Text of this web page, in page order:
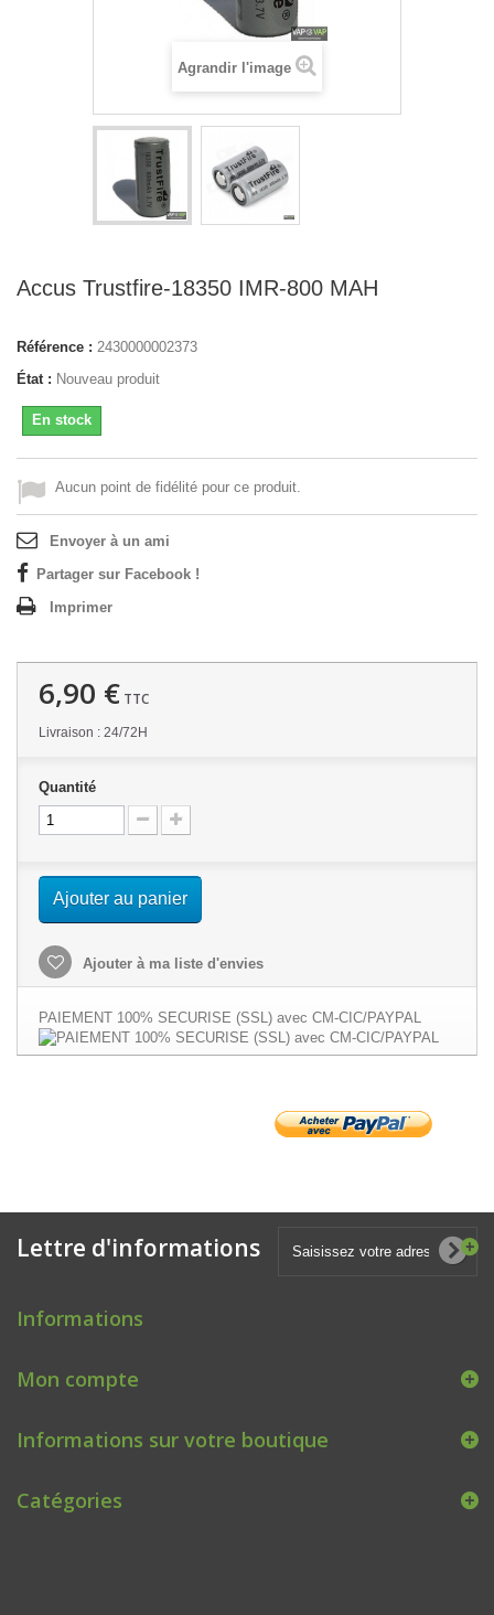
Agrandir l'image
Accus Trustfire-18350 IMR-800 MAH
Référence : 2430000002373
État : Nouveau produit
En stock
Aucun point de fidélité pour ce produit.
Envoyer à un ami
Partager sur Facebook !
Imprimer
6,90 € TTC
Livraison : 24/72H
Quantité
Ajouter au panier
Ajouter à ma liste d'envies
PAIEMENT 100% SECURISE (SSL) avec CM-CIC/PAYPAL
Lettre d'informations
Informations
Mon compte
Informations sur votre boutique
Catégories